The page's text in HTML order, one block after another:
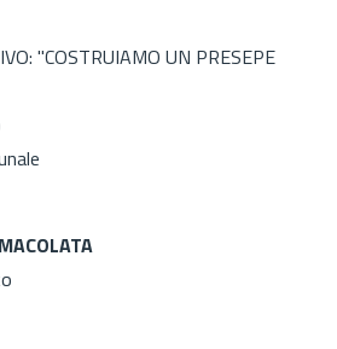
"COSTRUIAMO UN PRESEPE